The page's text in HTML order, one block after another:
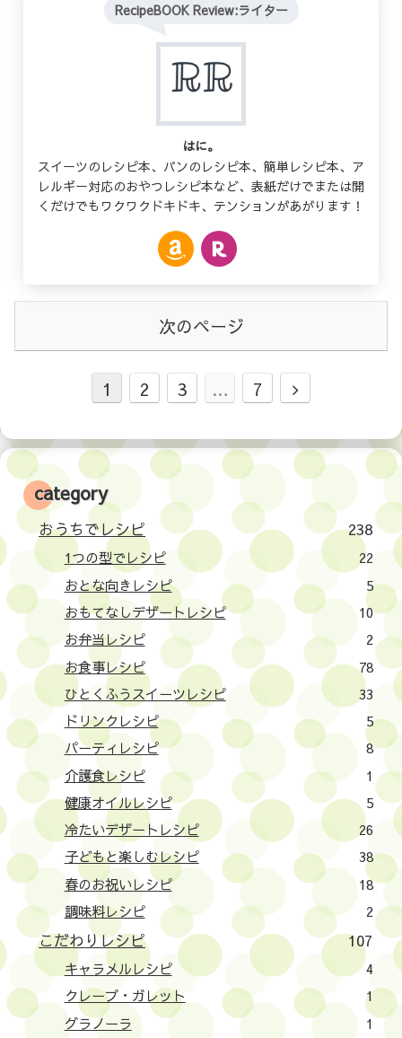
RecipeBOOK Review:ライター
はに。
スイーツのレシピ本、パンのレシピ本、簡単レシピ本、ア
レルギー対応のおやつレシピ本など、表紙だけでまたは開
くだけでもワクワクドキドキ、テンションがあがります！
次のページ
1 2 3 … 7
category
おうちでレシピ 238
1つの型でレシピ
22
おとな向きレシピ
5
おもてなしデザートレシピ
10
お弁当レシピ
2
お食事レシピ
78
ひとくふうスイーツレシピ
33
ドリンクレシピ
5
パーティレシピ
8
介護食レシピ
1
健康オイルレシピ
5
冷たいデザートレシピ
26
子どもと楽しむレシピ
38
春のお祝いレシピ
18
調味料レシピ
2
こだわりレシピ 107
キャラメルレシピ
4
クレープ・ガレット
1
グラノーラ
1